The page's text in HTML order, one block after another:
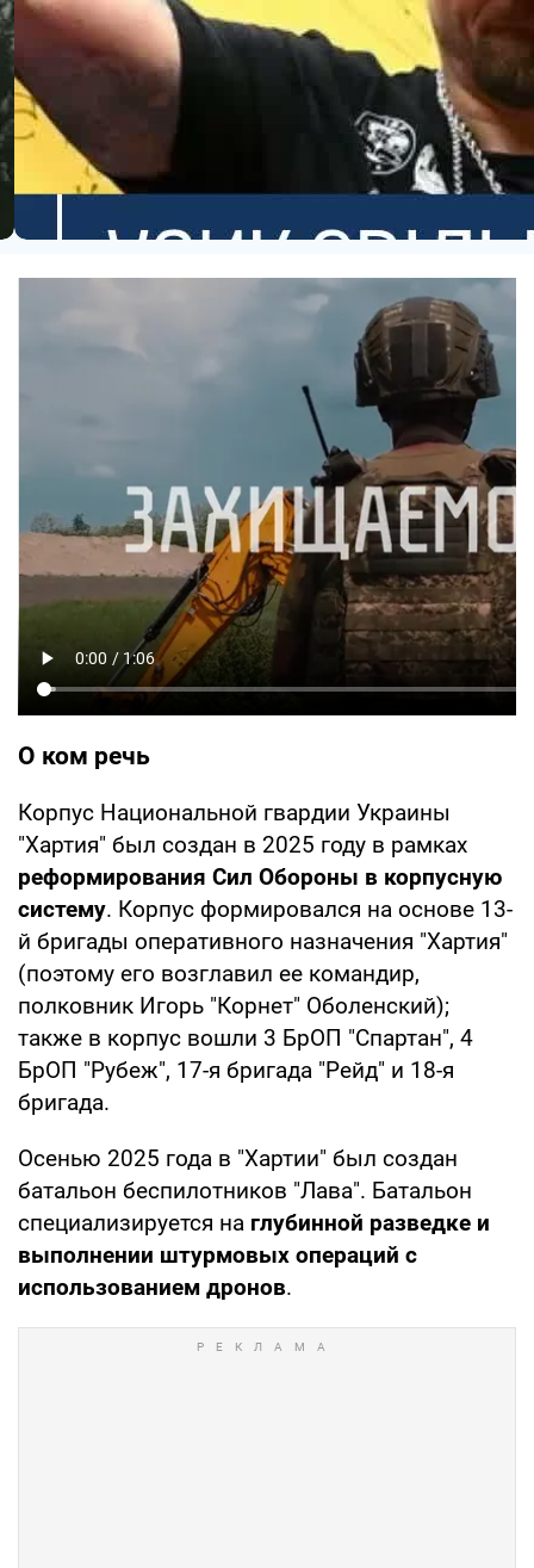
О ком речь
Корпус Национальной гвардии Украины
"Хартия" был создан в 2025 году в рамках
реформирования Сил Обороны в корпусную
систему. Корпус формировался на основе 13-
й бригады оперативного назначения "Хартия"
(поэтому его возглавил ее командир,
полковник Игорь "Корнет" Оболенский);
также в корпус вошли 3 БрОП "Спартан", 4
БрОП "Рубеж", 17-я бригада "Рейд" и 18-я
бригада.
Осенью 2025 года в "Хартии" был создан
батальон беспилотников "Лава". Батальон
специализируется на глубинной разведке и
выполнении штурмовых операций с
использованием дронов.